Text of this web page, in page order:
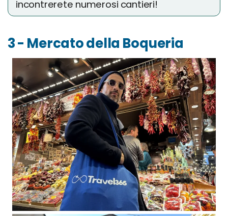
incontrerete numerosi cantieri!
3 - Mercato della Boqueria